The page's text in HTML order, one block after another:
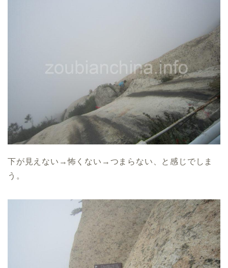
下が見えない→怖くない→つまらない、と感じでしま
う。